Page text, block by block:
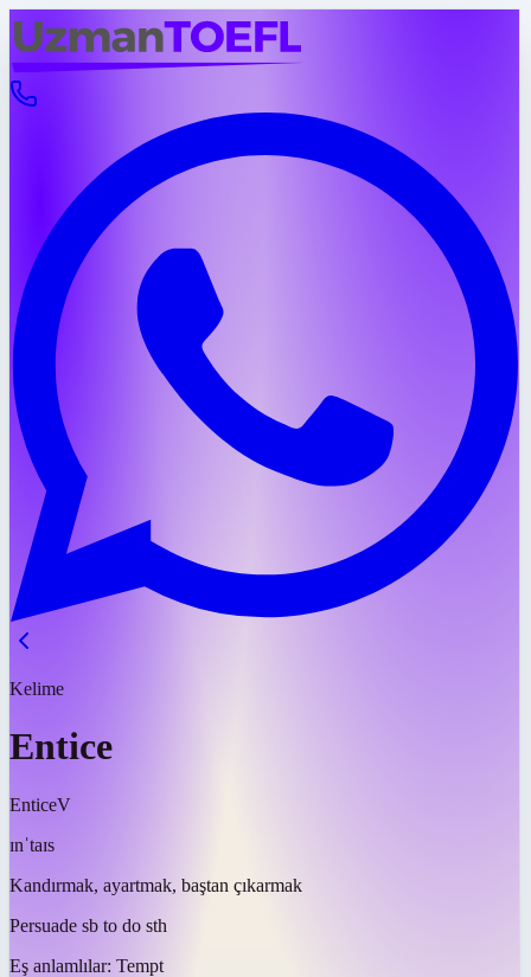
Kelime
Entice
EnticeV
ɪnˈtaɪs
Kandırmak, ayartmak, baştan çıkarmak
Persuade sb to do sth
Eş anlamlılar: Tempt